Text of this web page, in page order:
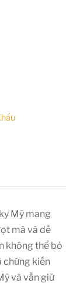
Mỹ mang
mà và dễ
không thể bỏ
chứng kiến
và vẫn giữ